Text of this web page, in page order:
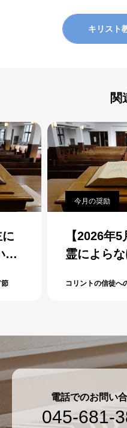
キリスト
関
。
今月の奨励
【2026年
霊によら
言うこと
コリントの信徒
電話でのお問い
045-681-